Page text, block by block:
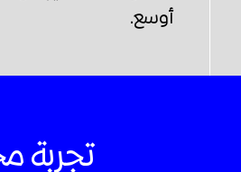
أوسع.
تجربة